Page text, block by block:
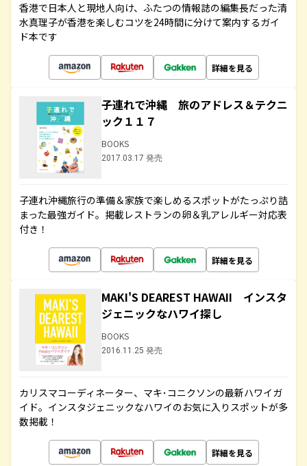
香港で日本人と現地人向け、ふたつの情報誌の編集長だった清
水真理子が香港を楽しむコツを24時間に分けて案内するガイ
ド本です
詳細を見る
子連れで沖縄 旅のアドレス＆テクニ
ック１１７
BOOKS
2017.03.17 発売
子連れ沖縄旅行の準備＆家族で楽しめるスポットがたっぷり詰
まった最強ガイド。掲載レストランの卵＆乳アレルギー対応表
付き！
詳細を見る
MAKI'S DEAREST HAWAII インスタ
ジェニックなハワイ探し
BOOKS
2016.11.25 発売
カリスマコーディネーター、マキ･コニクソンの最新ハワイガ
イド。インスタジェニックなハワイのお気に入りスポットが多
数掲載！
詳細を見る